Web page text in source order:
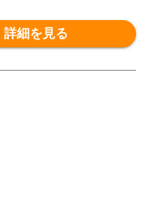
詳細を見る